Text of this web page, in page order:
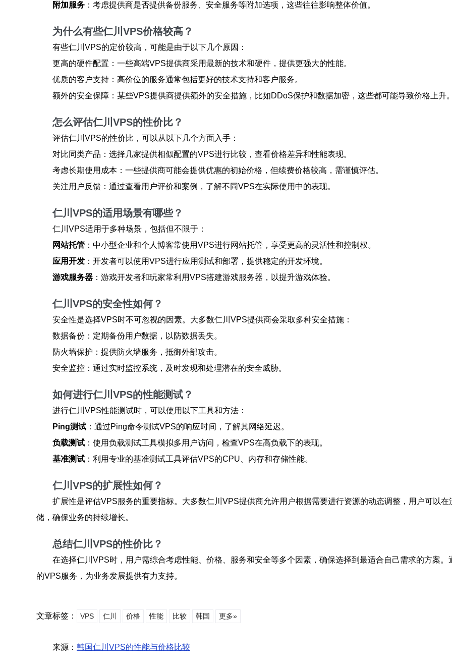
附加服务 ：考虑提供商是否提供备份服务、安全服务等附加选项，这些往往影响整体价值。
为什么有些仁川VPS价格较高？
有些仁川VPS的定价较高，可能是由于以下几个原因：
更高的硬件配置：一些高端VPS提供商采用最新的技术和硬件，提供更强大的性能。
优质的客户支持：高价位的服务通常包括更好的技术支持和客户服务。
额外的安全保障：某些VPS提供商提供额外的安全措施，比如DDoS保护和数据加密，这些都可能导致价格上升
怎么评估仁川VPS的性价比？
评估仁川VPS的性价比，可以从以下几个方面入手：
对比同类产品：选择几家提供相似配置的VPS进行比较，查看价格差异和性能表现。
考虑长期使用成本：一些提供商可能会提供优惠的初始价格，但续费价格较高，需谨慎评估。
关注用户反馈：通过查看用户评价和案例，了解不同VPS在实际使用中的表现。
仁川VPS的适用场景有哪些？
仁川VPS适用于多种场景，包括但不限于：
网站托管 ：中小型企业和个人博客常使用VPS进行网站托管，享受更高的灵活性和控制权。
应用开发 ：开发者可以使用VPS进行应用测试和部署，提供稳定的开发环境。
游戏服务器 ：游戏开发者和玩家常利用VPS搭建游戏服务器，以提升游戏体验。
仁川VPS的安全性如何？
安全性是选择VPS时不可忽视的因素。大多数仁川VPS提供商会采取多种安全措施：
数据备份：定期备份用户数据，以防数据丢失。
防火墙保护：提供防火墙服务，抵御外部攻击。
安全监控：通过实时监控系统，及时发现和处理潜在的安全威胁。
如何进行仁川VPS的性能测试？
进行仁川VPS性能测试时，可以使用以下工具和方法：
Ping测试 ：通过Ping命令测试VPS的响应时间，了解其网络延迟。
负载测试 ：使用负载测试工具模拟多用户访问，检查VPS在高负载下的表现。
基准测试 ：利用专业的基准测试工具评估VPS的CPU、内存和存储性能。
仁川VPS的扩展性如何？
扩展性是评估VPS服务的重要指标。大多数仁川VPS提供商允许用户根据需要进行资源的动态调整，用户可以
储，确保业务的持续增长。
总结仁川VPS的性价比？
在选择仁川VPS时，用户需综合考虑性能、价格、服务和安全等多个因素，确保选择到最适合自己需求的方案
的VPS服务，为业务发展提供有力支持。
文章标签： VPS 仁川 价格 性能 比较 韩国 更多»
来源： 韩国仁川VPS的性能与价格比较